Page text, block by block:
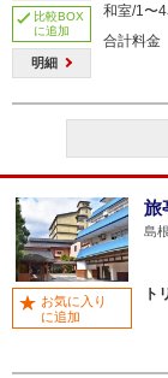
比較BOX
に追加
明細
和室/1〜
合計料金
旅
島
ト
お気に入り
に追加